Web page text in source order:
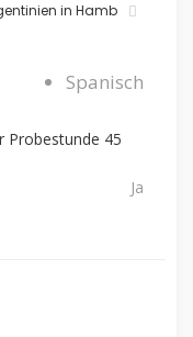
in Hamb
Spanisch
Probestunde 45
Ja